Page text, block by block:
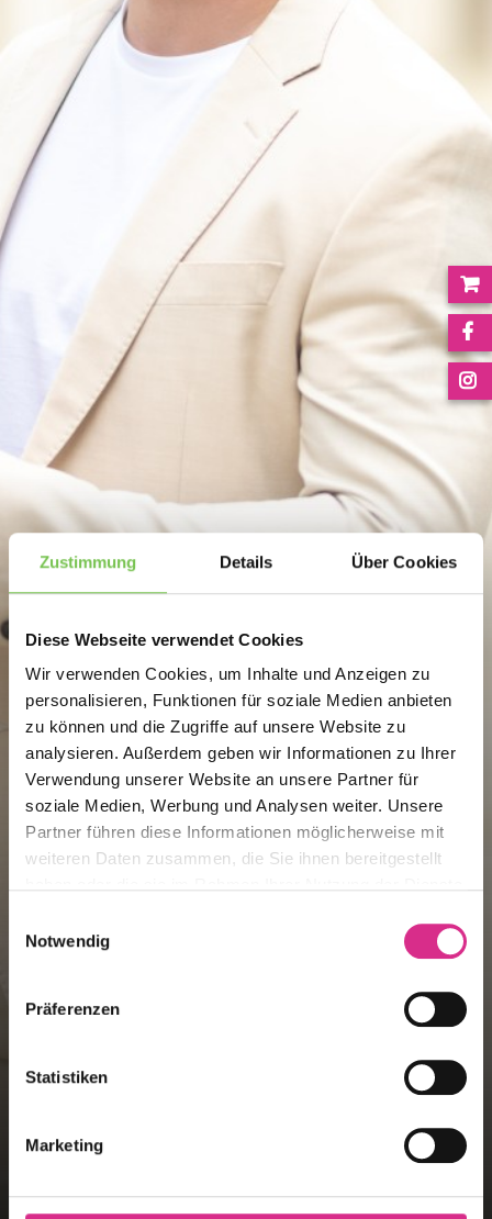
Zustimmung Details Über Cookies
Diese Webseite verwendet Cookies
Wir verwenden Cookies, um Inhalte und Anzeigen zu
personalisieren, Funktionen für soziale Medien anbieten
zu können und die Zugriffe auf unsere Website zu
analysieren. Außerdem geben wir Informationen zu Ihrer
Verwendung unserer Website an unsere Partner für
soziale Medien, Werbung und Analysen weiter. Unsere
Partner führen diese Informationen möglicherweise mit
weiteren Daten zusammen, die Sie ihnen bereitgestellt
Notwendig
Präferenzen
Statistiken
Marketing